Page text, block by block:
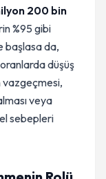
200 bin
%95 gibi
başlasa da,
düşüş
vazgeçmesi,
veya
sebepleri